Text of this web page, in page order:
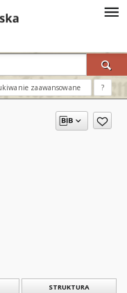
zaawansowane ?
STRUKTURA